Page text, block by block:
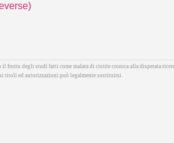
frutto degli studi fatti come malata di cistite cronica alla disperata
titoli ed autorizzazioni può legalmente sostituirsi.